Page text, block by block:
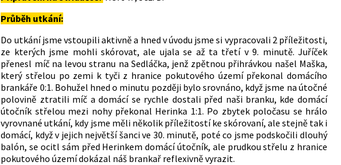
Průběh utkání:
Do utkání jsme vstoupili aktivně a hned v úvodu jsme si vypracovali 2 příležitosti,
ze kterých jsme mohli skórovat, ale ujala se až ta třetí v 9. minutě. Juříček
přenesl míč na levou stranu na Sedláčka, jenž zpětnou přihrávkou našel Maška,
který střelou po zemi k tyči z hranice pokutového území překonal domácího
brankáře 0:1. Bohužel hned o minutu později bylo srovnáno, když jsme na útočné
polovině ztratili míč a domácí se rychle dostali před naši branku, kde domácí
útočník střelou mezi nohy překonal Herinka 1:1. Po zbytek poločasu se hrálo
vyrovnané utkání, kdy jsme měli několik příležitostí ke skórovaní, ale stejně tak i
domácí, když v jejich největší šanci ve 30. minutě, poté co jsme podskočili dlouhý
balón, se ocitl sám před Herinkem domácí útočník, ale prudkou střelu z hranice
pokutového území dokázal náš brankař reflexivně vyrazit.